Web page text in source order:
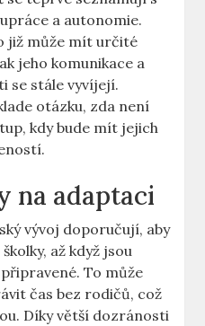
a autonomie.
již může mít určité
jeho komunikace a
se stále vyvíjejí.
otázku, zda není
kdy bude mít jejich
na adaptaci
vývoj doporučují, aby
až když jsou
To může
čas bez rodičů, což
Díky větší dozránosti